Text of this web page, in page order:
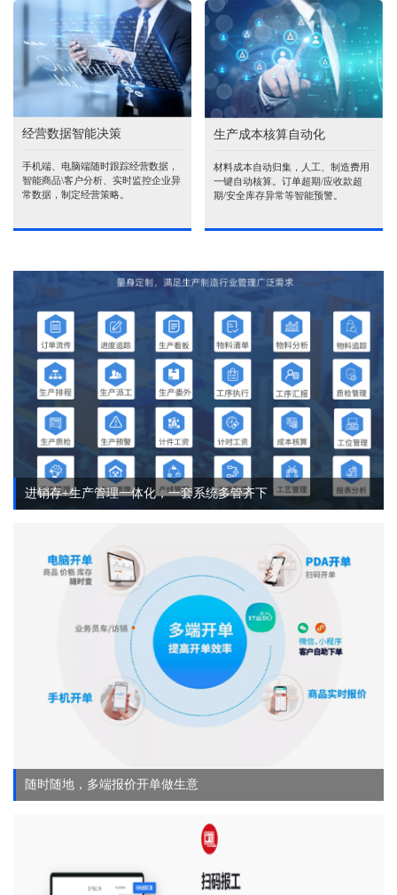
经营数据智能决策
手机端、电脑端随时跟踪经营数据，
智能商品\客户分析、实时监控企业异
常数据，制定经营策略。
生产成本核算自动化
材料成本自动归集，人工、制造费用
一键自动核算。订单超期/应收款超
期/安全库存异常等智能预警。
进销存+生产管理一体化，一套系统多管齐下
随时随地，多端报价开单做生意